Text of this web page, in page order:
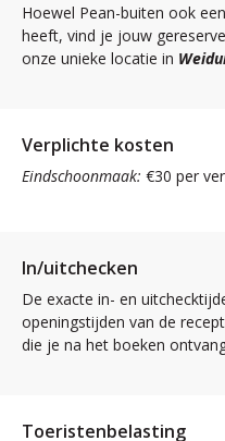
Hoewel Pean-buiten ook
heeft, vind je jouw
onze unieke locatie in
Verplichte kosten
Eindschoonmaak: €30 per
In/uitchecken
De exacte in- en
openingstijden van de
die je na het boeken
Toeristenbelasting